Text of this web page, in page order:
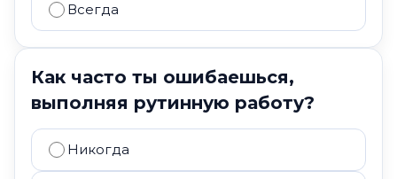
Всегда
Как часто ты ошибаешься,
выполняя рутинную работу?
Никогда